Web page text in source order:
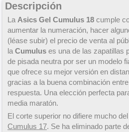
Descripción
La Asics Gel Cumulus 18 cumple
aumentar la numeración, hacer
(léase subir) el precio de venta al
la Cumulus es una de las zapatillas
de pisada neutra por ser un modelo
que ofrece su mejor versión en
gracias a la buena combinación
respuesta. Una elección perfecta
media maratón.
El corte superior no difiere mucho
Cumulus 17. Se ha eliminado parte